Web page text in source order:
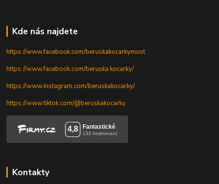
Kde nás najdete
https://www.facebook.com/beruskakocarkymost
https://www.facebook.com/beruska.kocarky/
https://www.instagram.com/beruskakocarky/
https://www.tiktok.com/@beruskakocarky
Kontakty